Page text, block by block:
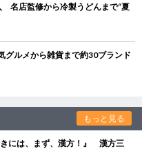
名店監修から冷製うどんまで“夏
ルメから雑貨まで約30ブランド
もっと見る
には、まず、漢方！』 漢方三